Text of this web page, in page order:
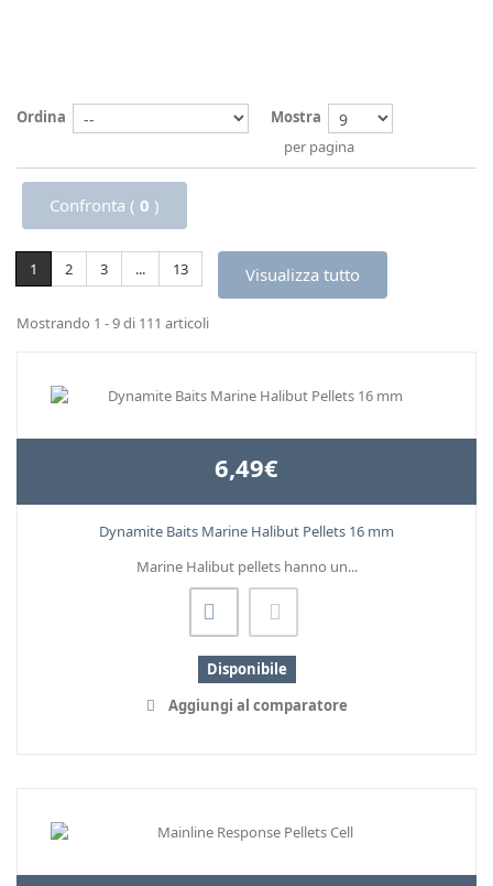
Ordina
Mostra
per pagina
Confronta ( 0 )
Visualizza tutto
1 2 3 ... 13
Mostrando 1 - 9 di 111 articoli
6,49€
Dynamite Baits Marine Halibut Pellets 16 mm
Marine Halibut pellets hanno un...
Disponibile
Aggiungi al comparatore